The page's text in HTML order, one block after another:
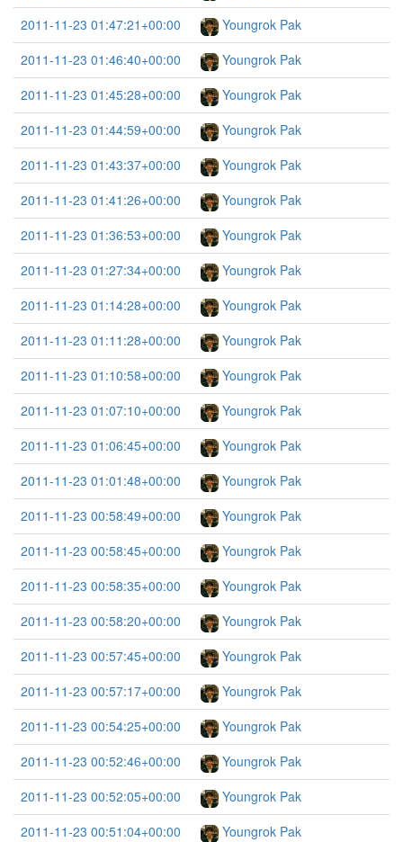
2011-11-23 01:47:21+00:00
Youngrok Pak
2011-11-23 01:46:40+00:00
Youngrok Pak
2011-11-23 01:45:28+00:00
Youngrok Pak
2011-11-23 01:44:59+00:00
Youngrok Pak
2011-11-23 01:43:37+00:00
Youngrok Pak
2011-11-23 01:41:26+00:00
Youngrok Pak
2011-11-23 01:36:53+00:00
Youngrok Pak
2011-11-23 01:27:34+00:00
Youngrok Pak
2011-11-23 01:14:28+00:00
Youngrok Pak
2011-11-23 01:11:28+00:00
Youngrok Pak
2011-11-23 01:10:58+00:00
Youngrok Pak
2011-11-23 01:07:10+00:00
Youngrok Pak
2011-11-23 01:06:45+00:00
Youngrok Pak
2011-11-23 01:01:48+00:00
Youngrok Pak
2011-11-23 00:58:49+00:00
Youngrok Pak
2011-11-23 00:58:45+00:00
Youngrok Pak
2011-11-23 00:58:35+00:00
Youngrok Pak
2011-11-23 00:58:20+00:00
Youngrok Pak
2011-11-23 00:57:45+00:00
Youngrok Pak
2011-11-23 00:57:17+00:00
Youngrok Pak
2011-11-23 00:54:25+00:00
Youngrok Pak
2011-11-23 00:52:46+00:00
Youngrok Pak
2011-11-23 00:52:05+00:00
Youngrok Pak
2011-11-23 00:51:04+00:00
Youngrok Pak